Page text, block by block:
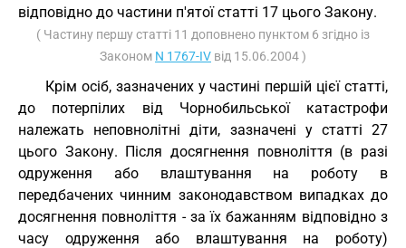
відповідно до частини п'ятої статті 17 цього Закону.
( Частину першу статті 11 доповнено пунктом 6 згідно із
Законом N 1767-IV від 15.06.2004 )
Крім осіб, зазначених у частині першій цієї статті,
до потерпілих від Чорнобильської катастрофи
належать неповнолітні діти, зазначені у статті 27
цього Закону. Після досягнення повноліття (в разі
одруження або влаштування на роботу в
передбачених чинним законодавством випадках до
досягнення повноліття - за їх бажанням відповідно з
часу одруження або влаштування на роботу)